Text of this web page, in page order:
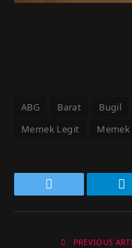
ABG Barat Bugil
Memek Legit
Memek
Twitter
PREVIOUS